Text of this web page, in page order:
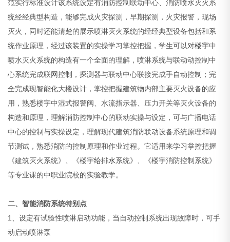
范实行标准设计该系统设定有消防控制联动中心、消防喷水灭火系
统经经典型构造，能够完成火灾探测，早期探测，火灾报警，现场
灭火，同时还能清楚的展示喷淋灭火系统的经经典型设备包括和系
统作业原理，经过该装置的实操学习掌控把握，学生可以对楼宇中
喷水灭火系统的构造有一个全面的理解，喷淋系统与联动动控制中
心系统完成联网控制，探测器与联动中心联接完成手自动控制；完
全完成现智能化大楼设计，掌控把握建筑物内部主要灭火设备的应
用，熟悉楼宇中湿式报警阀、水流指示器、压力开关等灭火设备的
构造和原理，理解消防控制中心的联动实操与设定，可与广播电话
中心的控制与实操设定，理解现代建筑消防联动设备系统原理和调
节测试，熟悉消防的控制原理和作业过程。它适用来学习掌控把握
《建筑灭火系统》、《楼宇给排水系统》、《楼宇消防控制系统》
等专业课的中职业院校的实验教学。
二、智能消防系统特别点
1、设定有试验性喷淋启动功能，当自动控制系统出现故障时，可手
动启动喷淋泵